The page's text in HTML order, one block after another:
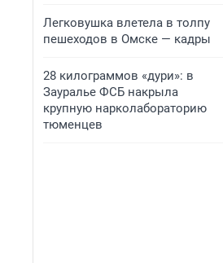
Легковушка влетела в толпу
пешеходов в Омске — кадры
28 килограммов «дури»: в
Зауралье ФСБ накрыла
крупную нарколабораторию
тюменцев